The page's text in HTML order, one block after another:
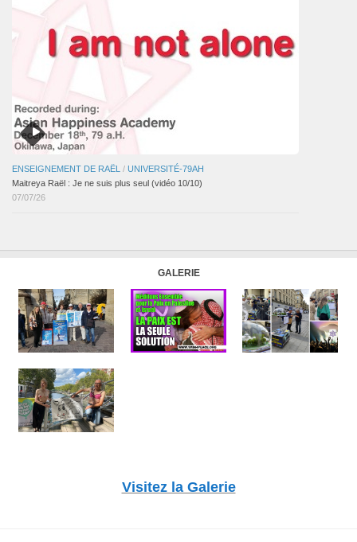
ENSEIGNEMENT DE RAËL / UNIVERSITÉ-79AH
Maitreya Raël : Je ne suis plus seul (vidéo 10/10)
07/07/26
GALERIE
Visitez la Galerie